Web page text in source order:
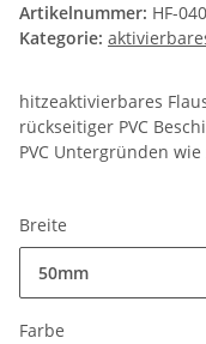
Artikelnummer: HF-
Kategorie:
hitzeaktivierbares
rückseitiger PVC
PVC Untergründen wie
Breite
50mm
Farbe